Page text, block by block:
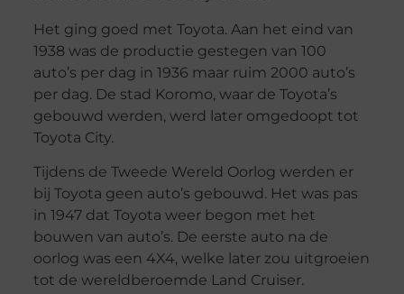
Het ging goed met Toyota. Aan het eind van
1938 was de productie gestegen van 100
auto’s per dag in 1936 maar ruim 2000 auto’s
per dag. De stad Koromo, waar de Toyota’s
gebouwd werden, werd later omgedoopt tot
Toyota City.
Tijdens de Tweede Wereld Oorlog werden er
bij Toyota geen auto’s gebouwd. Het was pas
in 1947 dat Toyota weer begon met het
bouwen van auto’s. De eerste auto na de
oorlog was een 4X4, welke later zou uitgroeien
tot de wereldberoemde Land Cruiser.